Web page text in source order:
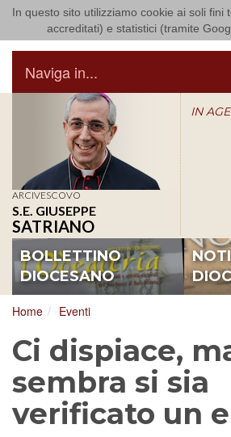
In questo sito utilizziamo cookie ai soli fini
accreditati) e statistici (tramite
Arcidiocesi di Bari
Naviga in...
ARCIVESCOVO
S.E. GIUSEPPE
SATRIANO
IN
BOLLETTINO
DIOCESANO
Home Eventi
Ci dispiace,
sembra si sia
verificato un